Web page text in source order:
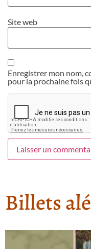
Site web
Enregistrer mon nom,
pour la prochaine fois
Billets